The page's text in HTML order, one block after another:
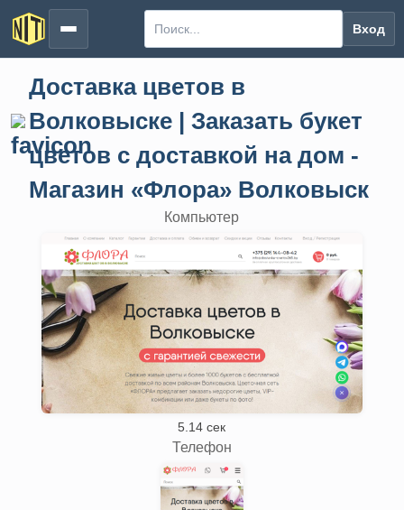
Вход
Доставка цветов в
Волковыске | Заказать букет
цветов с доставкой на дом -
Магазин «Флора» Волковыск
Компьютер
5.14 сек
Телефон